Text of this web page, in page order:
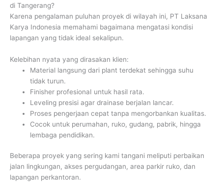
di Tangerang?
Karena pengalaman puluhan proyek di wilayah ini, PT Laksana
Karya Indonesia memahami bagaimana mengatasi kondisi
lapangan yang tidak ideal sekalipun.
Kelebihan nyata yang dirasakan klien:
Material langsung dari plant terdekat sehingga suhu
tidak turun.
Finisher profesionaI untuk hasil rata.
Leveling presisi agar drainase berjalan lancar.
Proses pengerjaan cepat tanpa mengorbankan kualitas.
Cocok untuk perumahan, ruko, gudang, pabrik, hingga
lembaga pendidikan.
Beberapa proyek yang sering kami tangani meliputi perbaikan
jalan lingkungan, akses pergudangan, area parkir ruko, dan
lapangan perkantoran.